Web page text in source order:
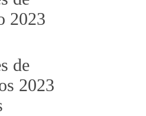
2023
de
2023